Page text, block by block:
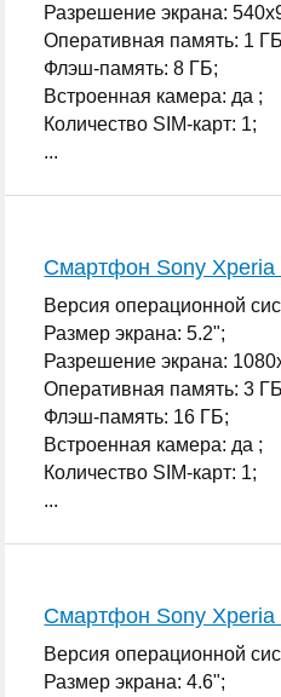
Разрешение экрана:
Оперативная память: 1
Флэш-память: 8 ГБ;
Встроенная камера: да ;
Количество SIM-карт: 1;
...
Смартфон Sony Xperia
Версия операционной
Размер экрана: 5.2";
Разрешение экрана:
Оперативная память: 3
Флэш-память: 16 ГБ;
Встроенная камера: да ;
Количество SIM-карт: 1;
...
Смартфон Sony Xperia
Версия операционной
Размер экрана: 4.6";